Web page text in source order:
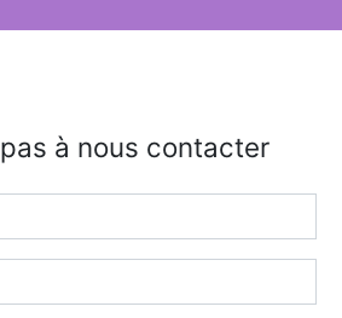
à nous contacter